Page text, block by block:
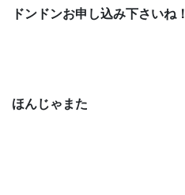
ドンドンお申し込み下さいね！
ほんじゃまた